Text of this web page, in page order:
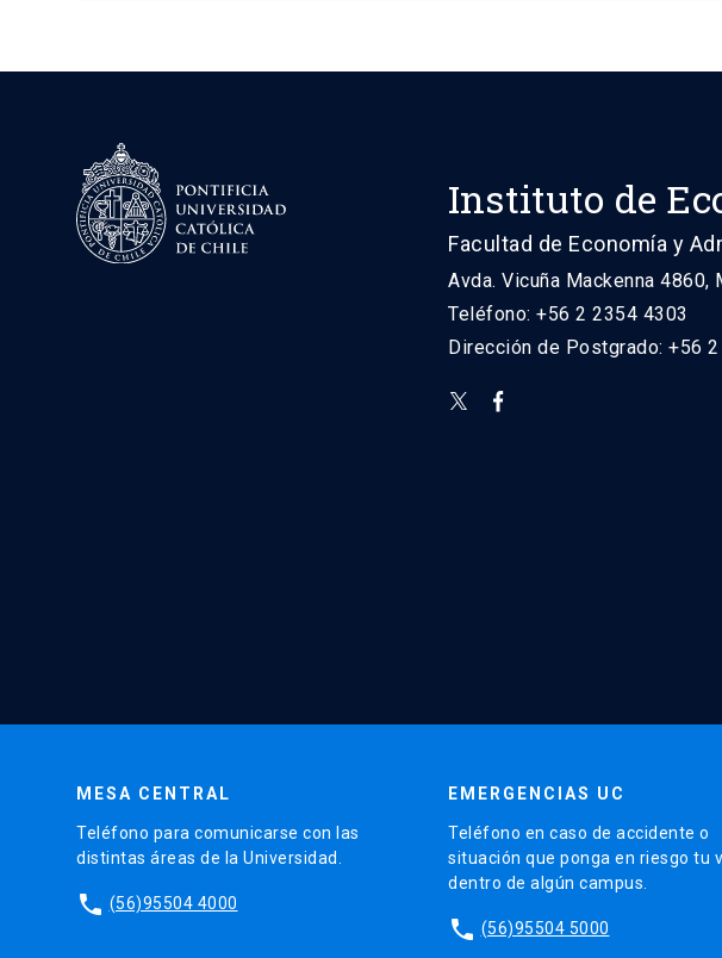
Instituto de
Facultad de Economía y
Avda. Vicuña Mackenna 4860,
Teléfono: +56 2 2354 4303
Dirección de Postgrado: +56
MESA CENTRAL
Teléfono para comunicarse con las
distintas áreas de la Universidad.
phone (56)95504 4000
EMERGENCIAS UC
Teléfono en caso de accidente o
situación que ponga en riesgo tu
dentro de algún campus.
phone (56)95504 5000